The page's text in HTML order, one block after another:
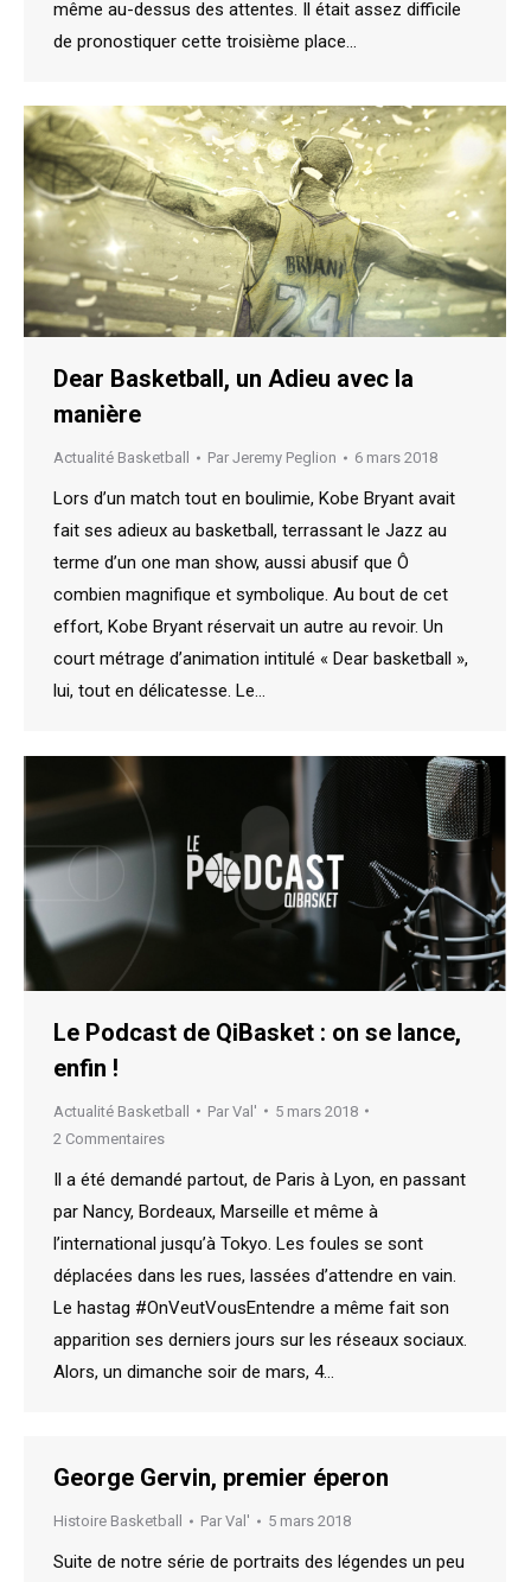
même au-dessus des attentes. Il était assez difficile
de pronostiquer cette troisième place…
Dear Basketball, un Adieu avec la
manière
Actualité Basketball Par Jeremy Peglion 6 mars 2018
Lors d’un match tout en boulimie, Kobe Bryant avait
fait ses adieux au basketball, terrassant le Jazz au
terme d’un one man show, aussi abusif que Ô
combien magnifique et symbolique. Au bout de cet
effort, Kobe Bryant réservait un autre au revoir. Un
court métrage d’animation intitulé « Dear basketball »,
lui, tout en délicatesse. Le…
Le Podcast de QiBasket : on se lance,
enfin !
Actualité Basketball Par Val'
5 mars 2018
2 Commentaires
Il a été demandé partout, de Paris à Lyon, en passant
par Nancy, Bordeaux, Marseille et même à
l’international jusqu’à Tokyo. Les foules se sont
déplacées dans les rues, lassées d’attendre en vain.
Le hastag #OnVeutVousEntendre a même fait son
apparition ses derniers jours sur les réseaux sociaux.
Alors, un dimanche soir de mars, 4…
George Gervin, premier éperon
Histoire Basketball Par Val' 5 mars 2018
Suite de notre série de portraits des légendes un peu